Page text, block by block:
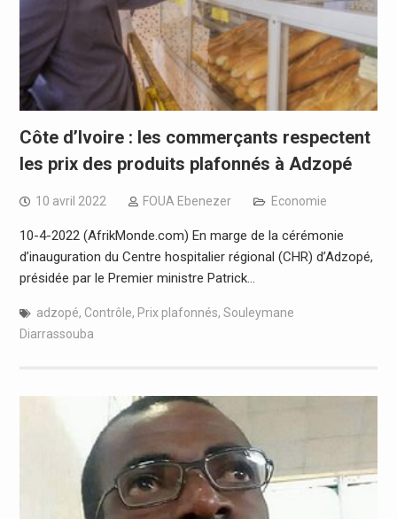
Côte d’Ivoire : les commerçants respectent
les prix des produits plafonnés à Adzopé
10 avril 2022 FOUA Ebenezer Economie
10-4-2022 (AfrikMonde.com) En marge de la cérémonie
d’inauguration du Centre hospitalier régional (CHR) d’Adzopé,
présidée par le Premier ministre Patrick…
adzopé, Contrôle, Prix plafonnés, Souleymane
Diarrassouba